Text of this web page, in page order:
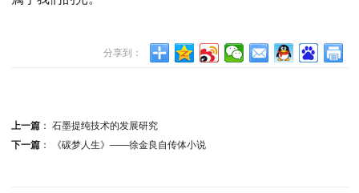
分享到：
上一篇： 石墨提纯技术的发展研究
下一篇： 《碳梦人生》——徐金良自传体小说